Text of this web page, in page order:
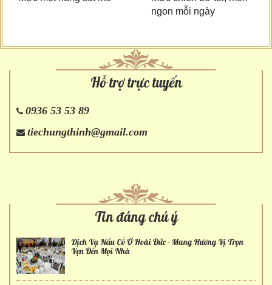
ngon mỗi ngày
Hỗ trợ trực tuyến
0936 53 53 89
tiechungthinh@gmail.com
Tin đáng chú ý
Dịch Vụ Nấu Cỗ Ở Hoài Đức - Mang Hương Vị Trọn
Vẹn Đến Mọi Nhà